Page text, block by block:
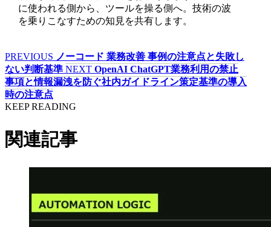
に使われる側から、ツールを操る側へ。技術の波
を乗りこなすための知見を共有します。
PREVIOUS ノーコード 業務改善 事例の注意点と失敗し
ない判断基準 NEXT OpenAI ChatGPT業務利用の禁止
事項と情報漏洩を防ぐ社内ガイドライン策定基準の導入
時の注意点
KEEP READING
関連記事